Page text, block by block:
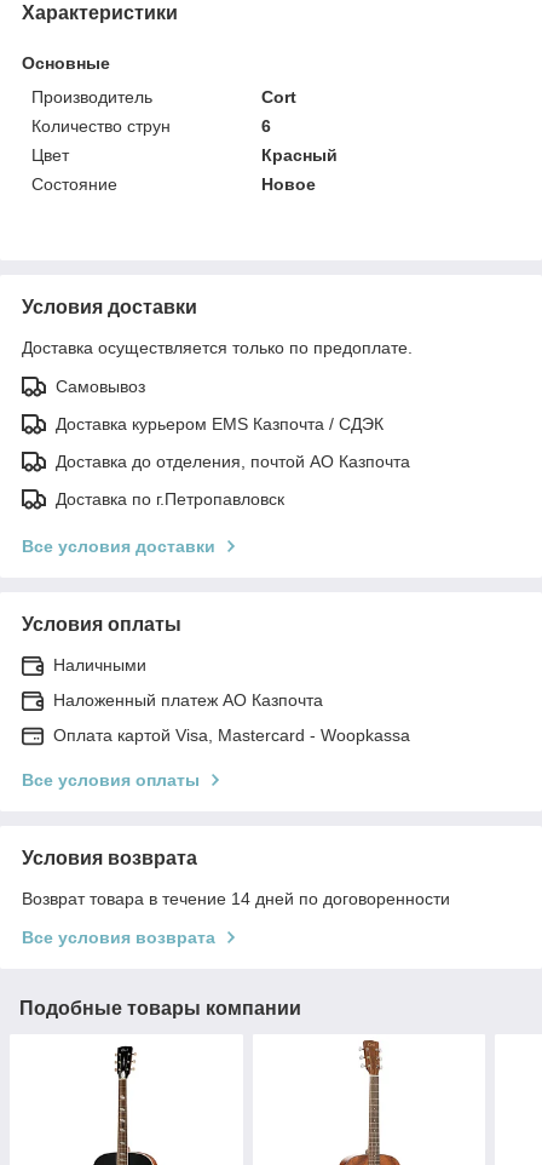
Характеристики
Основные
Производитель
Cort
Количество струн
6
Цвет
Красный
Состояние
Новое
Условия доставки
Доставка осуществляется только по предоплате.
Самовывоз
Доставка курьером EMS Казпочта / СДЭК
Доставка до отделения, почтой АО Казпочта
Доставка по г.Петропавловск
Все условия доставки
Условия оплаты
Наличными
Наложенный платеж АО Казпочта
Оплата картой Visa, Mastercard - Woopkassa
Все условия оплаты
Условия возврата
Возврат товара в течение 14 дней по договоренности
Все условия возврата
Подобные товары компании